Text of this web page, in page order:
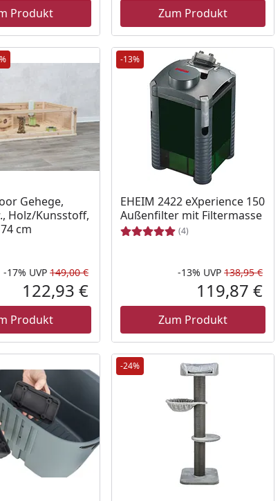
Produkt Zum Produkt
Gehege,
Holz/Kunsstoff,
cm
Lager
Rabatt in Prozent
-17%
Ursprünglicher Preis
UVP 149,00 €
Aktueller Preis
122,93 €
Produkt
-13%
EHEIM 2422 eXperience 150
Außenfilter mit Filtermasse
(4)
-13% UVP 138,95 €
119,87 €
Zum Produkt
-24%